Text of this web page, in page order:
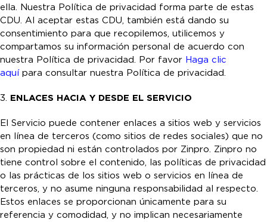
ella. Nuestra Política de privacidad forma parte de estas
CDU. Al aceptar estas CDU, también está dando su
consentimiento para que recopilemos, utilicemos y
compartamos su información personal de acuerdo con
nuestra Política de privacidad. Por favor Haga clic
aquípara consultar nuestra Política de privacidad.
3. ENLACES HACIA Y DESDE EL SERVICIO
El Servicio puede contener enlaces a sitios web y servicios
en línea de terceros (como sitios de redes sociales) que no
son propiedad ni están controlados por Zinpro. Zinpro no
tiene control sobre el contenido, las políticas de privacidad
o las prácticas de los sitios web o servicios en línea de
terceros, y no asume ninguna responsabilidad al respecto.
Estos enlaces se proporcionan únicamente para su
referencia y comodidad, y no implican necesariamente